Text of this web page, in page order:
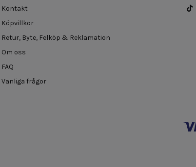
Kontakt
Köpvillkor
Retur, Byte, Felköp & Reklamation
Om oss
FAQ
Vanliga frågor